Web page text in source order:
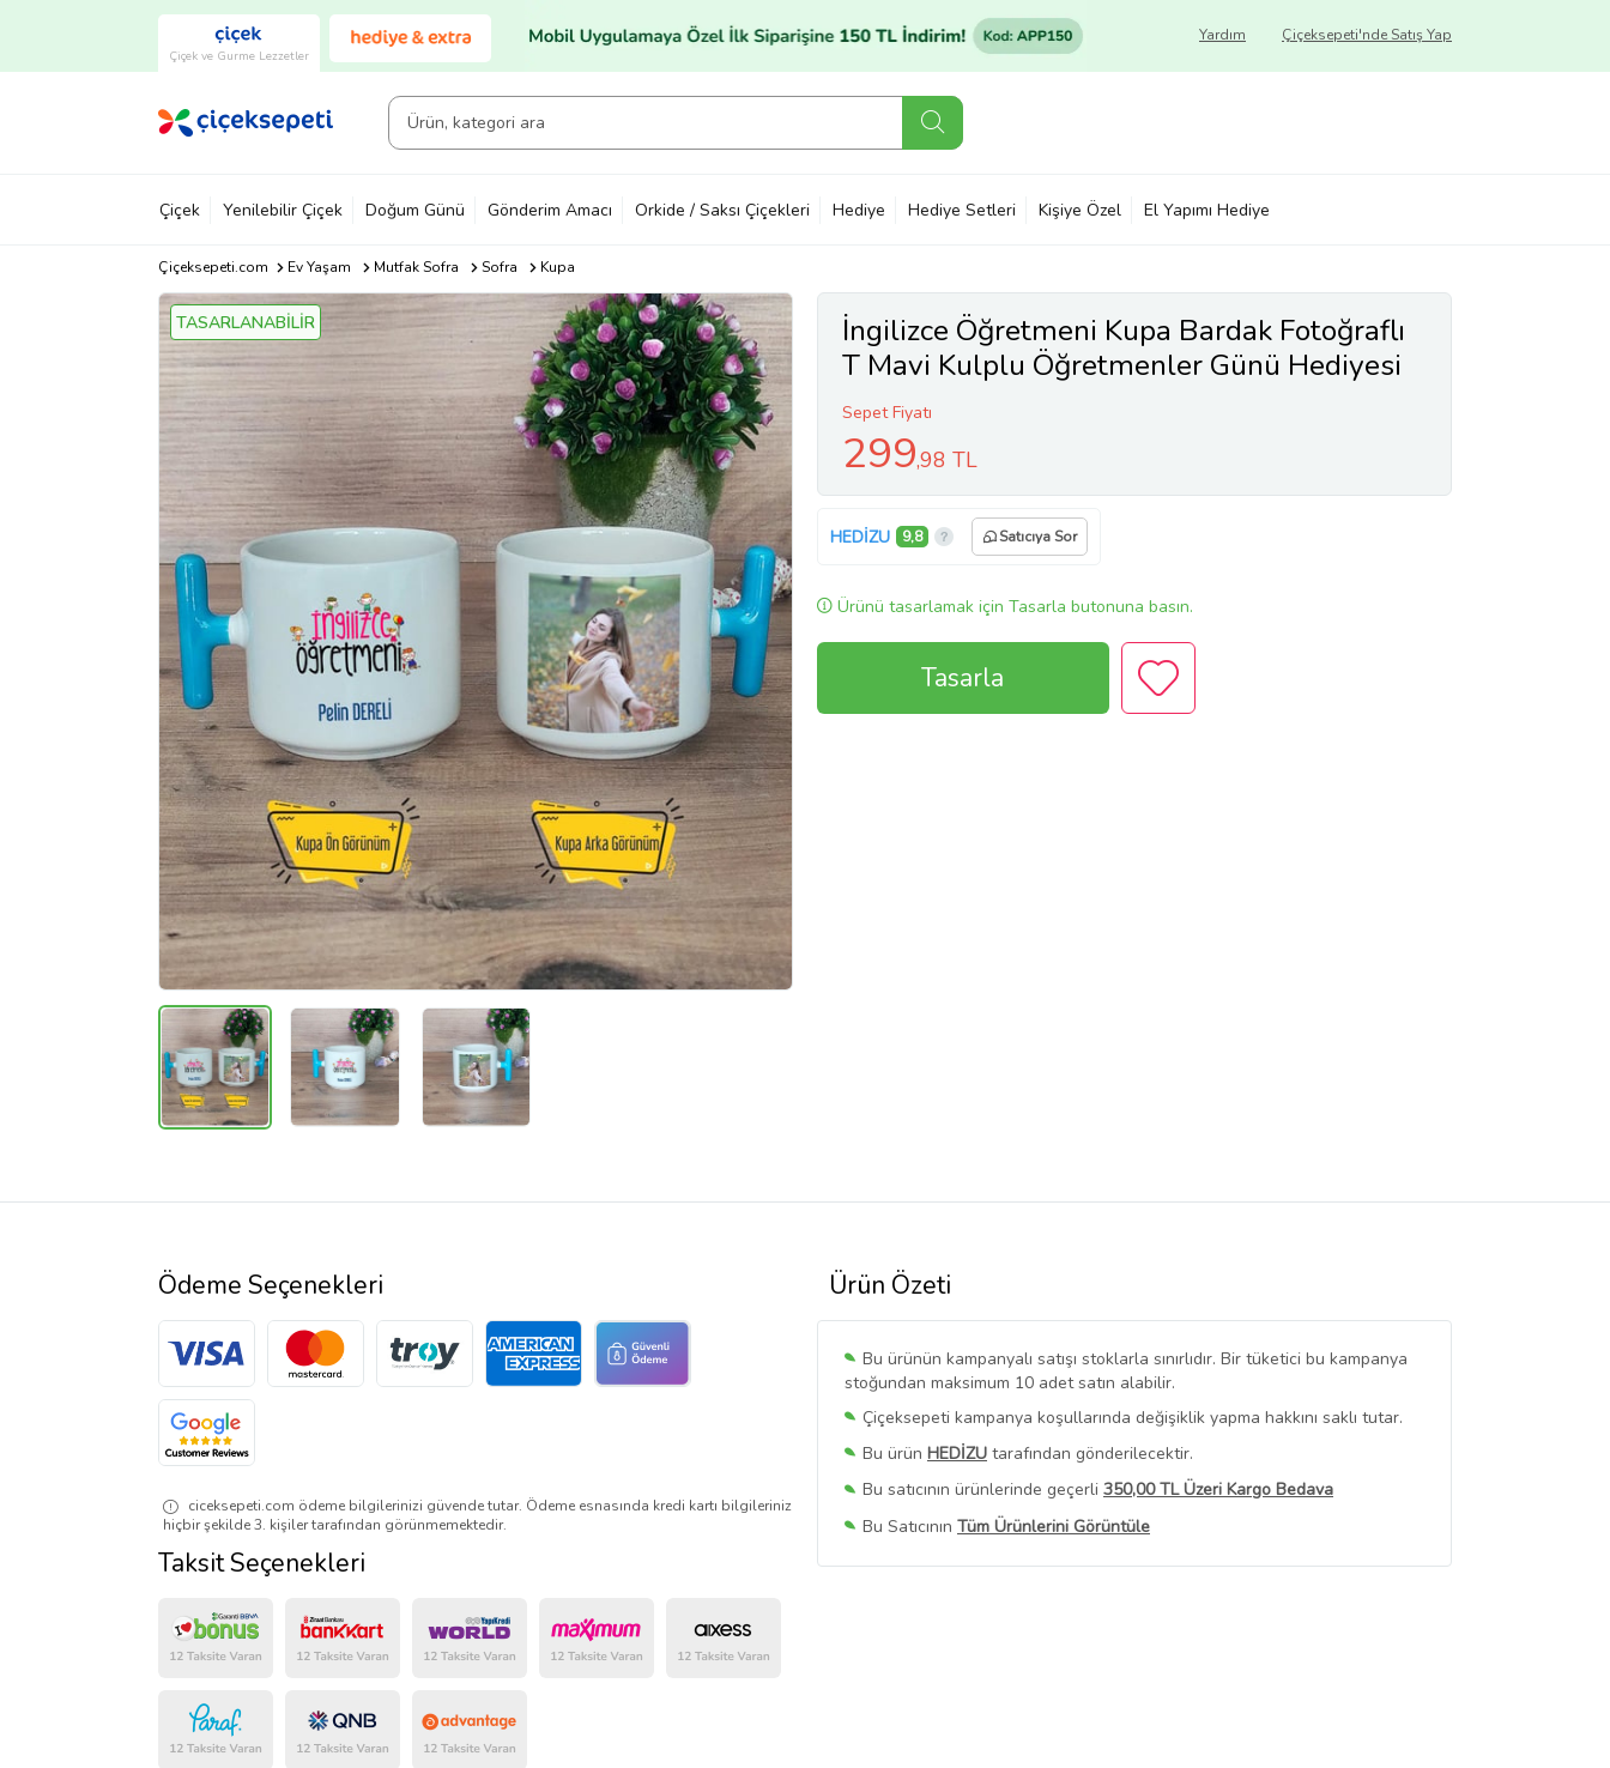
Çiçek ve Gurme Lezzetler
Çiçeksepeti'nde Satış Yap
Yardım
Çiçek Yenilebilir Çiçek Doğum Günü Gönderim Amacı Orkide / Saksı Çiçekleri Hediye Hediye Setleri Kişiye Özel El Yapımı Hediye
Çiçeksepeti.com Ev Yaşam Mutfak Sofra Sofra Kupa
TASARLANABİLİR
İngilizce Öğretmeni Kupa Bardak Fotoğraflı
T Mavi Kulplu Öğretmenler Günü Hediyesi
Sepet Fiyatı
299,98 TL
HEDİZU 9,8 Satıcıya Sor
Ürünü tasarlamak için Tasarla butonuna basın.
Tasarla
Ürün Özeti
Bu ürünün kampanyalı satışı stoklarla sınırlıdır. Bir tüketici bu kampanya
stoğundan maksimum 10 adet satın alabilir.
Çiçeksepeti kampanya koşullarında değişiklik yapma hakkını saklı tutar.
Bu ürün HEDİZU tarafından gönderilecektir.
Bu satıcının ürünlerinde geçerli 350,00 TL Üzeri Kargo Bedava
Bu Satıcının Tüm Ürünlerini Görüntüle
Ürün sayfasında gördüğünüz fiyat bilgileri, satıcı tarafından
Ödeme Seçenekleri
ciceksepeti.com ödeme bilgilerinizi güvende tutar. Ödeme esnasında kredi kartı bilgileriniz
hiçbir şekilde 3. kişiler tarafından görünmemektedir.
Taksit Seçenekleri